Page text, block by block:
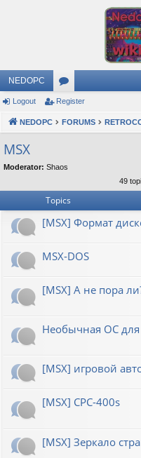
NEDOPC
or
u
s
Logout Register
NEDOPC FORUMS
MSX
Moderator: Shaos
49
Topics
[MSX] Формат
MSX-DOS
[MSX] А не пора
Необычная ОС для
[MSX] игровой
[MSX] CPC-400s
[MSX] Зеркало